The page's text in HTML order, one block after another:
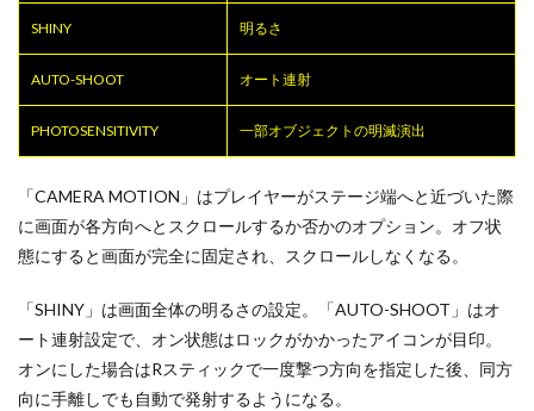
SHINY 明るさ
AUTO-SHOOT オート連射
PHOTOSENSITIVITY 一部オブジェクトの明滅演出
「CAMERA MOTION」はプレイヤーがステージ端へと近づいた際
に画面が各方向へとスクロールするか否かのオプション。オフ状
態にすると画面が完全に固定され、スクロールしなくなる。
「SHINY」は画面全体の明るさの設定。「AUTO-SHOOT」はオ
ート連射設定で、オン状態はロックがかかったアイコンが目印。
オンにした場合はRスティックで一度撃つ方向を指定した後、同方
向に手離しでも自動で発射するようになる。